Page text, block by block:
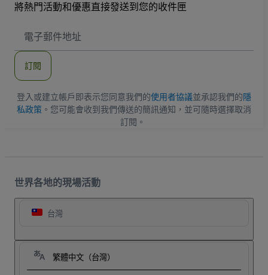
將熱門活動和優惠直接發送到您的收件匣
子
地
訂閱
登入或建立帳戶即表示您同意我們的使用者協議並承認我們的隱
私政策 。您可能會收到我們傳送的簡訊通知，並可隨時選擇取消
訂閱。
世界各地的現場活動
台灣
繁體中文（台灣）